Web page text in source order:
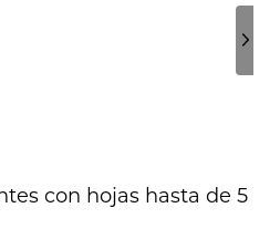
con hojas hasta de 5